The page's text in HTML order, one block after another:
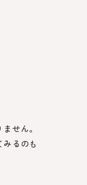
せん。
るのも